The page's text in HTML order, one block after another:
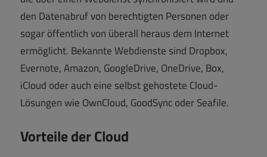
den Datenabruf von berechtigten Personen oder
sogar öffentlich von überall heraus dem Internet
ermöglicht. Bekannte Webdienste sind Dropbox,
Evernote, Amazon, GoogleDrive, OneDrive, Box,
iCloud oder auch eine selbst gehostete Cloud-
Lösungen wie OwnCloud, GoodSync oder Seafile.
Vorteile der Cloud